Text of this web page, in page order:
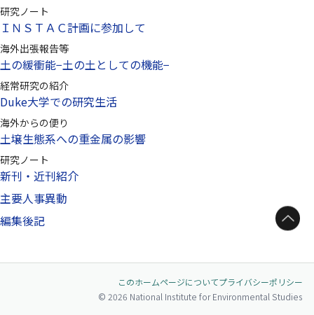
研究ノート
ＩＮＳＴＡＣ計画に参加して
海外出張報告等
土の緩衝能−土の土としての機能−
経常研究の紹介
Duke大学での研究生活
海外からの便り
土壌生態系への重金属の影響
研究ノート
新刊・近刊紹介
主要人事異動
編集後記
ページトップへ
このホームページについてプライバシーポリシー
© 2026 National Institute for Environmental Studies